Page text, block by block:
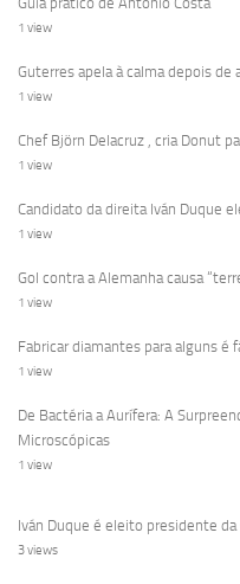
1 view
Guterres apela à calma depois
1 view
Chef Björn Delacruz , cria Donut
1 view
Candidato da direita Iván Duque
1 view
Gol contra a Alemanha causa
1 view
Fabricar diamantes para alguns é
1 view
De Bactéria a Aurífera: A
Microscópicas
1 view
Iván Duque é eleito presidente da
3 views